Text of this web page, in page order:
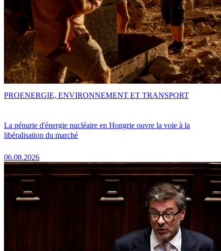
La pénurie d'énergie nucléaire en Hongrie ouvre la voie à la
libéralisation du marché
06.08.2026
PROENERGIE, ENVIRONNEMENT ET TRANSPORT